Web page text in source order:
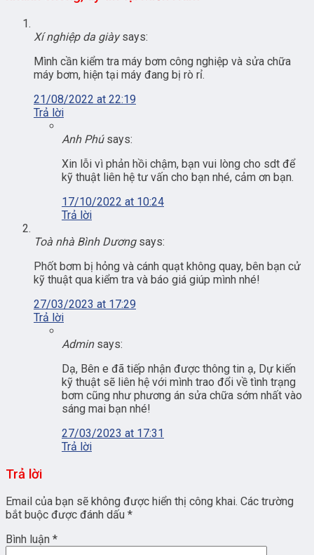
Xí nghiệp da giày says:
Mình cần kiểm tra máy bơm công nghiệp và sửa chữa
máy bơm, hiện tại máy đang bị rò rỉ.
21/08/2022 at 22:19
Trả lời
Anh Phú says:
Xin lỗi vì phản hồi chậm, bạn vui lòng cho sdt để
kỹ thuật liên hệ tư vấn cho bạn nhé, cảm ơn bạn.
17/10/2022 at 10:24
Trả lời
Toà nhà Bình Dương says:
Phốt bơm bị hỏng và cánh quạt không quay, bên bạn cử
kỹ thuật qua kiểm tra và báo giá giúp mình nhé!
27/03/2023 at 17:29
Trả lời
Admin says:
Dạ, Bên e đã tiếp nhận được thông tin ạ, Dự kiến
kỹ thuật sẽ liên hệ với mình trao đổi về tình trạng
bơm cũng như phương án sửa chữa sớm nhất vào
sáng mai bạn nhé!
27/03/2023 at 17:31
Trả lời
Trả lời
Email của bạn sẽ không được hiển thị công khai. Các trường
bắt buộc được đánh dấu *
Bình luận *